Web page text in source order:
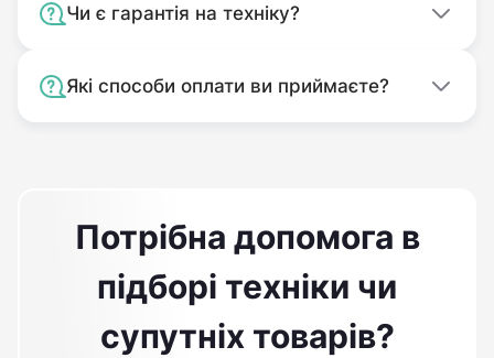
Чи є гарантія на техніку?
Які способи оплати ви приймаєте?
Потрібна допомога в
підборі техніки чи
супутніх товарів?